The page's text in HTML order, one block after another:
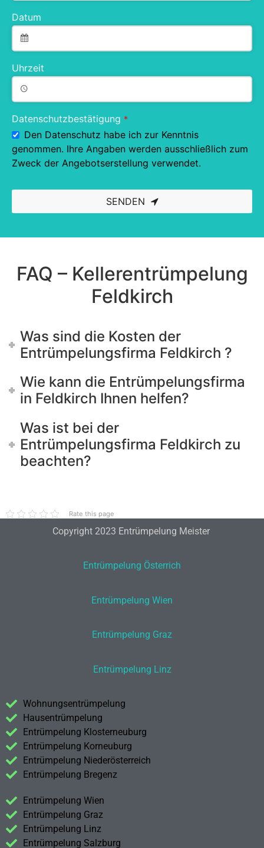
Datum
Uhrzeit
Datenschutzbestätigung *
Den Datenschutz habe ich zur Kenntnis
genommen. Ihre Angaben werden ausschließlich zum
Zweck der Angebotserstellung verwendet.
SENDEN
should
FAQ – Kellerentrümpelung
Feldkirch
Was sind die Kosten der
Entrümpelungsfirma Feldkirch ?
Wie kann die Entrümpelungsfirma
in Feldkirch Ihnen helfen?
Was ist bei der
Entrümpelungsfirma Feldkirch zu
beachten?
Rate this page
Copyright 2023 Entrümpelung Meister
Entrümpelung Österrich
Entrümpelung Wien
Entrümpelung Graz
Entrümpelung Linz
Wohnungsentrümpelung
Hausentrümpelung
Entrümpelung Klosterneuburg
Entrümpelung Korneuburg
Entrümpelung Niederösterreich
Entrümpelung Bregenz
Entrümpelung Wien
Entrümpelung Graz
Entrümpelung Linz
Entrümpelung Salzburg